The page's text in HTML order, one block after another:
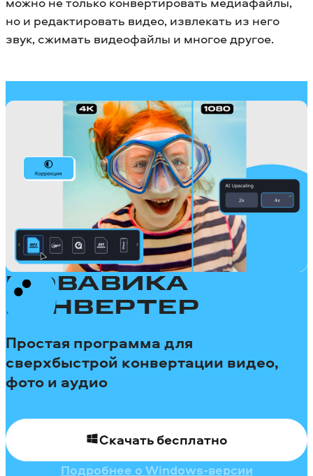
но и редактировать видео, извлекать из него
звук, сжимать видеофайлы и многое другое.
МОВАВИКА
КОНВЕРТЕР
Простая программа для
сверхбыстрой конвертации видео,
фото и аудио
Скачать бесплатно
Подробнее о Windows-версии